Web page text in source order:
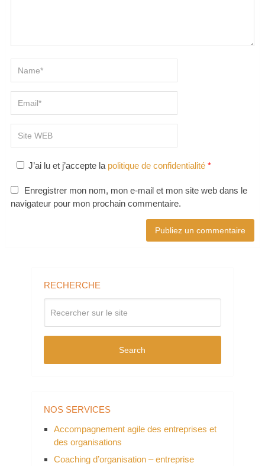
J’ai lu et j’accepte la politique de confidentialité*
Enregistrer mon nom, mon e-mail et mon site web dans le
navigateur pour mon prochain commentaire.
RECHERCHE
Search
NOS SERVICES
Accompagnement agile des entreprises et
des organisations
Coaching d’organisation – entreprise